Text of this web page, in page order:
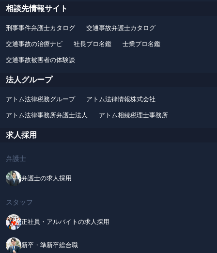
相談先情報サイト
刑事事件弁護士カタログ 交通事故弁護士カタログ
交通事故の治療ナビ 社長プロ名鑑 士業プロ名鑑
交通事故被害者の体験談
法人グループ
アトム法律税務グループ アトム法律情報株式会社
アトム法律事務所弁護士法人 アトム相続税理士事務所
求人採用
弁護士
弁護士の求人採用
スタッフ
正社員・アルバイトの求人採用
新卒・準新卒総合職